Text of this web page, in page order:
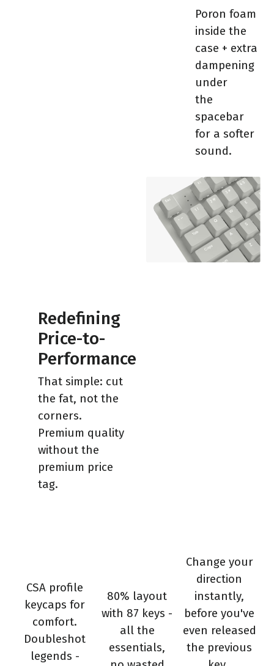
Poron foam
inside the
case + extra
dampening
under
the
spacebar
for a softer
sound.
Redefining
Price-to-
Performance
That simple: cut
the fat, not the
corners.
Premium quality
without the
premium price
tag.
CSA profile
keycaps for
comfort.
Doubleshot
legends -
80% layout
with 87 keys -
all the
essentials,
Change your
direction
instantly,
before you've
even released
the previous